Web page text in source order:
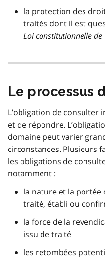
la protection des
traités dont il est
Loi constitutionnellede
Le processus
L’obligation de consulter
et de répondre.
domaine peut varier
circonstances. Plusieurs
les obligations de
notamment :
la nature et la portée
traité, établi ou
la force de la
issu de traité
les retombées